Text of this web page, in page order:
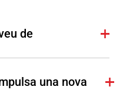
de
una nova